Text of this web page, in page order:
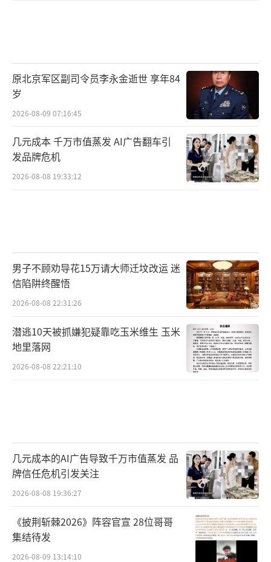
原北京军区副司令员李永金逝世 享年84
岁
2026-08-09 07:16:45
几元成本 千万市值蒸发 AI广告翻车引
发品牌危机
2026-08-08 19:33:12
男子不顾劝导花15万请大师迁坟改运 迷
信陷阱终醒悟
2026-08-08 22:31:26
潜逃10天被抓嫌犯疑靠吃玉米维生 玉米
地里落网
2026-08-08 22:21:10
几元成本的AI广告导致千万市值蒸发 品
牌信任危机引发关注
2026-08-08 19:36:27
《披荆斩棘2026》阵容官宣 28位哥哥
集结待发
2026-08-09 13:14:10